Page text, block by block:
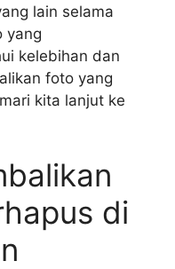
lain selama
yang
kelebihan dan
foto yang
kita lanjut ke
di